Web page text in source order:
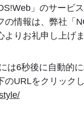
」のサービス
情報は、弊社「
りお礼申し上げま
は6秒後に自動的に
URLをクリックし